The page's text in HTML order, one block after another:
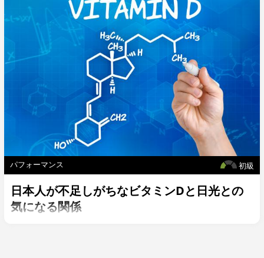
初級
パフォーマンス
日本人が不足しがちなビタミンDと日光との
気になる関係